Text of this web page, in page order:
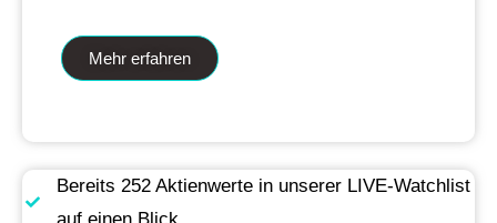
Mehr erfahren
Bereits 252 Aktienwerte in unserer LIVE-Watchlist
auf einen Blick